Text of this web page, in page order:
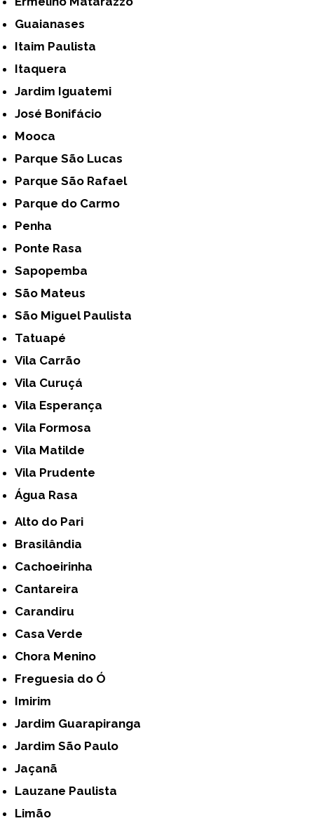
Guaianases
Itaim Paulista
Itaquera
Jardim Iguatemi
José Bonifácio
Mooca
Parque São Lucas
Parque São Rafael
Parque do Carmo
Penha
Ponte Rasa
Sapopemba
São Mateus
São Miguel Paulista
Tatuapé
Vila Carrão
Vila Curuçá
Vila Esperança
Vila Formosa
Vila Matilde
Vila Prudente
Água Rasa
Alto do Pari
Brasilândia
Cachoeirinha
Cantareira
Carandiru
Casa Verde
Chora Menino
Freguesia do Ó
Imirim
Jardim Guarapiranga
Jardim São Paulo
Jaçanã
Lauzane Paulista
Limão